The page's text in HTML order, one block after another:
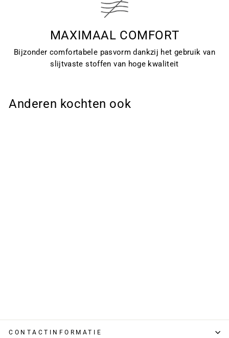
MAXIMAAL COMFORT
Bijzonder comfortabele pasvorm dankzij het gebruik van
slijtvaste stoffen van hoge kwaliteit
Anderen kochten ook
CONTACTINFORMATIE